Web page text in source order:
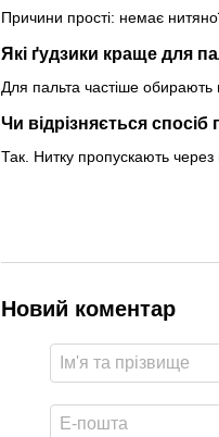
Причини прості: немає
Які ґудзики краще для
Для пальта частіше обирають
Чи відрізняється
Так. Нитку пропускають через
Новий коментар